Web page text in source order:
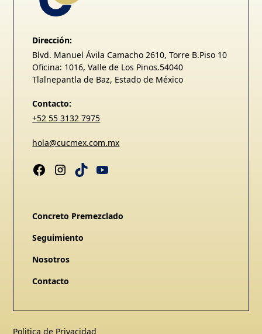
Dirección:
Blvd. Manuel Ávila Camacho 2610, Torre B.Piso 10
Oficina: 1016, Valle de Los Pinos.54040
Tlalnepantla de Baz, Estado de México
Contacto:
+52 55 3132 7975
hola@cucmex.com.mx
Concreto Premezclado
Seguimiento
Nosotros
Contacto
Politica de Privacidad